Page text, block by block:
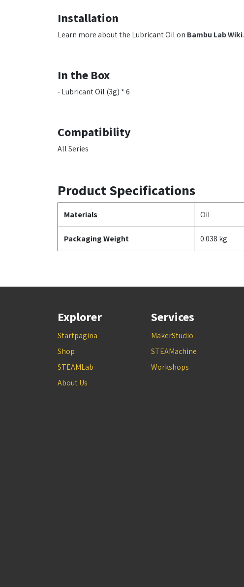
Installation
Learn more about the Lubricant Oil on Bambu Lab Wiki.
In the Box
- Lubricant Oil (3g) * 6
Compatibility
All Series
Product Specifications
Materials Oil
Packaging Weight 0.038 kg
Explorer
Startpagina
Shop
STEAMLab
About Us
Services
MakerStudio
STEAMachine
Workshops